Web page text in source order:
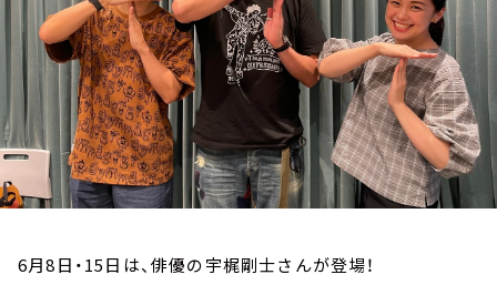
6月8日・15日は、俳優の宇梶剛士さんが登場！